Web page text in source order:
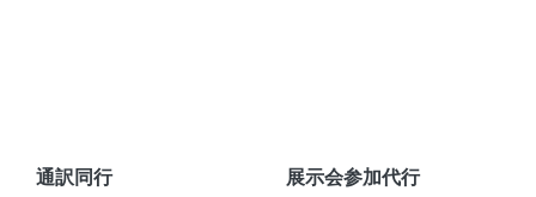
通訳同行 展示会参加代行